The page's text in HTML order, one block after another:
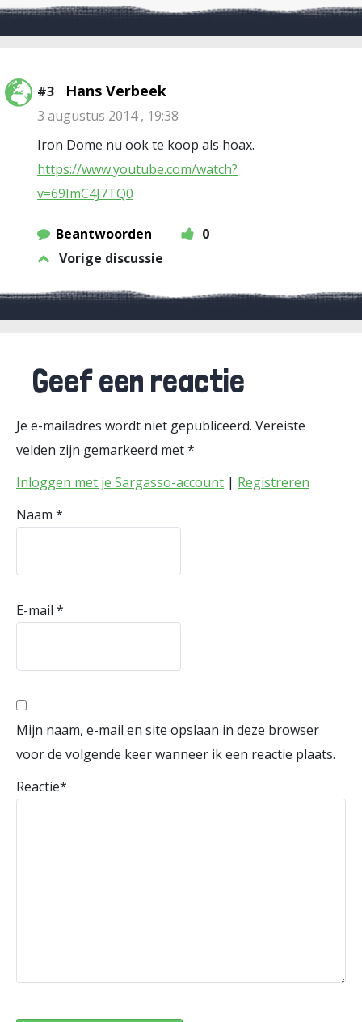
#3 Hans Verbeek
3 augustus 2014 , 19:38
Iron Dome nu ook te koop als hoax.
https://www.youtube.com/watch?
v=69ImC4J7TQ0
Beantwoorden
0
Vorige discussie
Geef een reactie
Je e-mailadres wordt niet gepubliceerd. Vereiste
velden zijn gemarkeerd met*
Inloggen met je Sargasso-account | Registreren
Naam *
E-mail *
Mijn naam, e-mail en site opslaan in deze browser
voor de volgende keer wanneer ik een reactie plaats.
Reactie*